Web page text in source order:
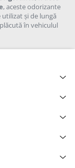
, aceste odorizante
și de lungă
în vehiculul